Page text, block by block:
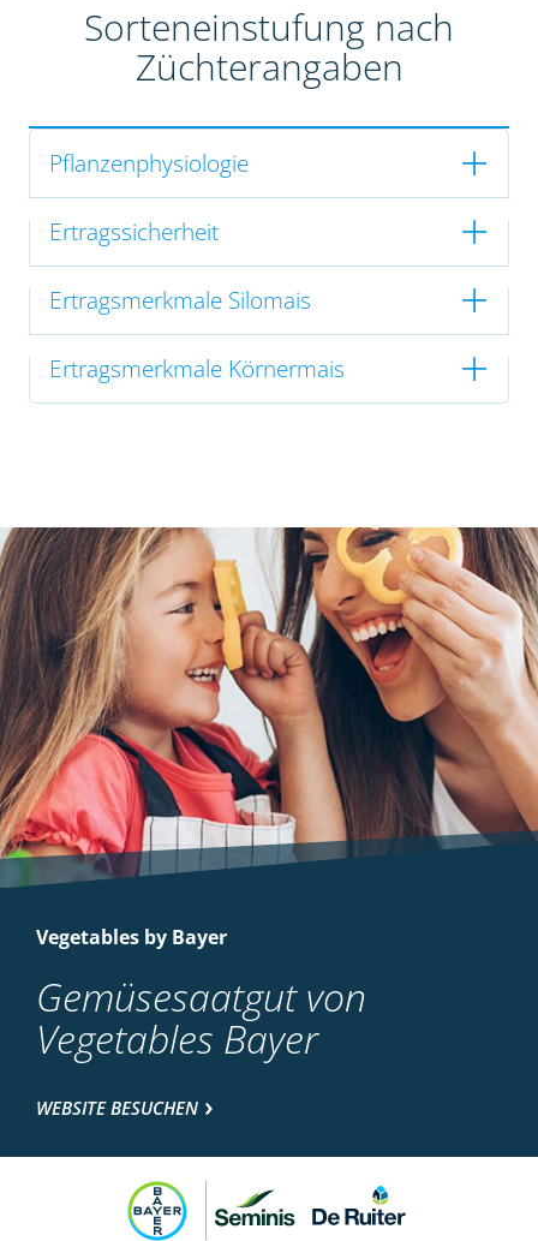
Sorteneinstufung nach
Züchterangaben
Pflanzenphysiologie
Ertragssicherheit
Ertragsmerkmale Silomais
Ertragsmerkmale Körnermais
Vegetables by Bayer
Gemüsesaatgut von
Vegetables Bayer
WEBSITE BESUCHEN